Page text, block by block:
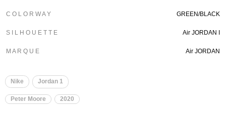
C O L O R W A Y GREEN/BLACK
S I L H O U E T T E Air JORDAN I
M A R Q U E Air JORDAN
Nike Jordan 1
Peter Moore 2020